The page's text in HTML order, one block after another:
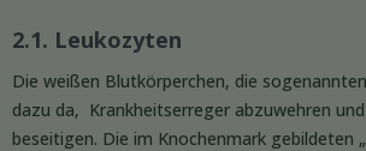
2.1. Leukozyten
Die weißen Blutkörperchen, die
dazu da, Krankheitserreger abzuwehren
beseitigen. Die im Knochenmark gebildeten